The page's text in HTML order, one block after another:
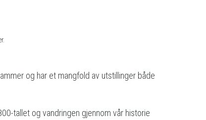
og har et mangfold av utstillinger både
tallet og vandringen gjennom vår historie